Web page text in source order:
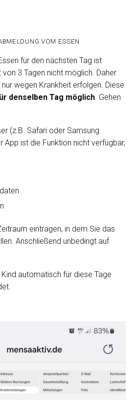
VOM ESSEN
für den nächsten Tag ist
3 Tagen nicht möglich. Daher
wegen Krankheit erfolgen. Diese
denselben Tag möglich. Gehen
(z.B. Safari oder Samsung
App ist die Funktion nicht verfügbar,
eintragen, in dem Sie das
Anschließend unbedingt auf
automatisch für diese Tage